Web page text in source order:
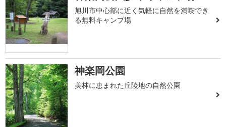
旭川市中心部に近く気軽に自然を満喫でき
る無料キャンプ場
神楽岡公園
美林に恵まれた丘陵地の自然公園